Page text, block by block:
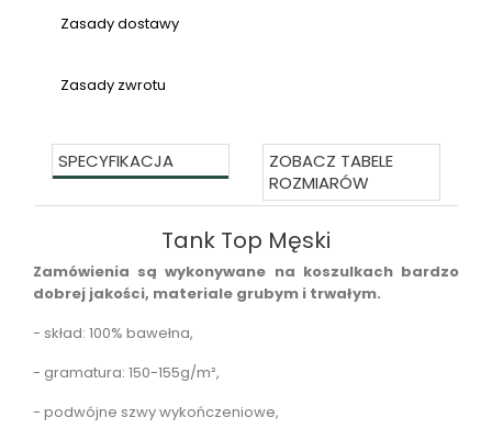
Zasady dostawy
Zasady zwrotu
SPECYFIKACJA
ZOBACZ TABELE
ROZMIARÓW
Tank Top Męski
Zamówienia są wykonywane na koszulkach bardzo
dobrej jakości, materiale grubym i trwałym.
- skład: 100% bawełna,
- gramatura: 150-155g/m²,
- podwójne szwy wykończeniowe,